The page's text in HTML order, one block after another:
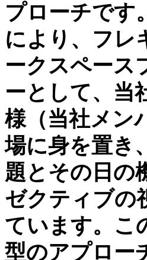
プローチです
により、フレ
ークスペース
ーとして、当
様（当社メン
場に身を置き
題とその日の
ゼクティブの
ています。こ
型のアプロー